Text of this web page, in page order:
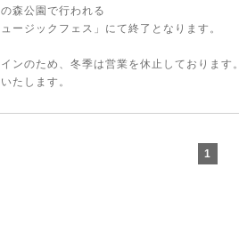
森公園で行われる
ュージックフェス」にて終了となります。
ンのため、冬季は営業を休止しております。
たします。
1